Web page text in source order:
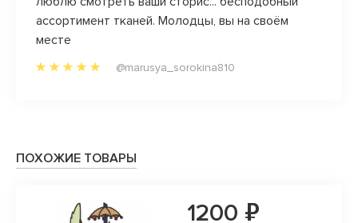
ассортимент тканей. Молодцы, вы на своём
месте
@marusya_sorokina810
ПОХОЖИЕ ТОВАРЫ
1200 ₽